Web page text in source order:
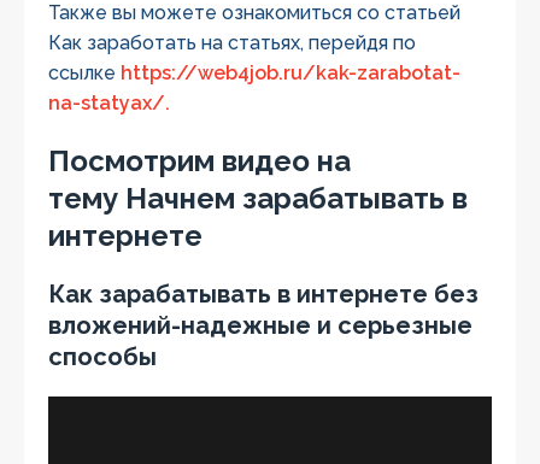
Также вы можете ознакомиться со статьей
Как заработать на статьях, перейдя по
ссылке https://web4job.ru/kak-zarabotat-
na-statyax/.
Посмотрим видео на
тему Начнем зарабатывать в
интернете
Как зарабатывать в интернете без
вложений-надежные и серьезные
способы